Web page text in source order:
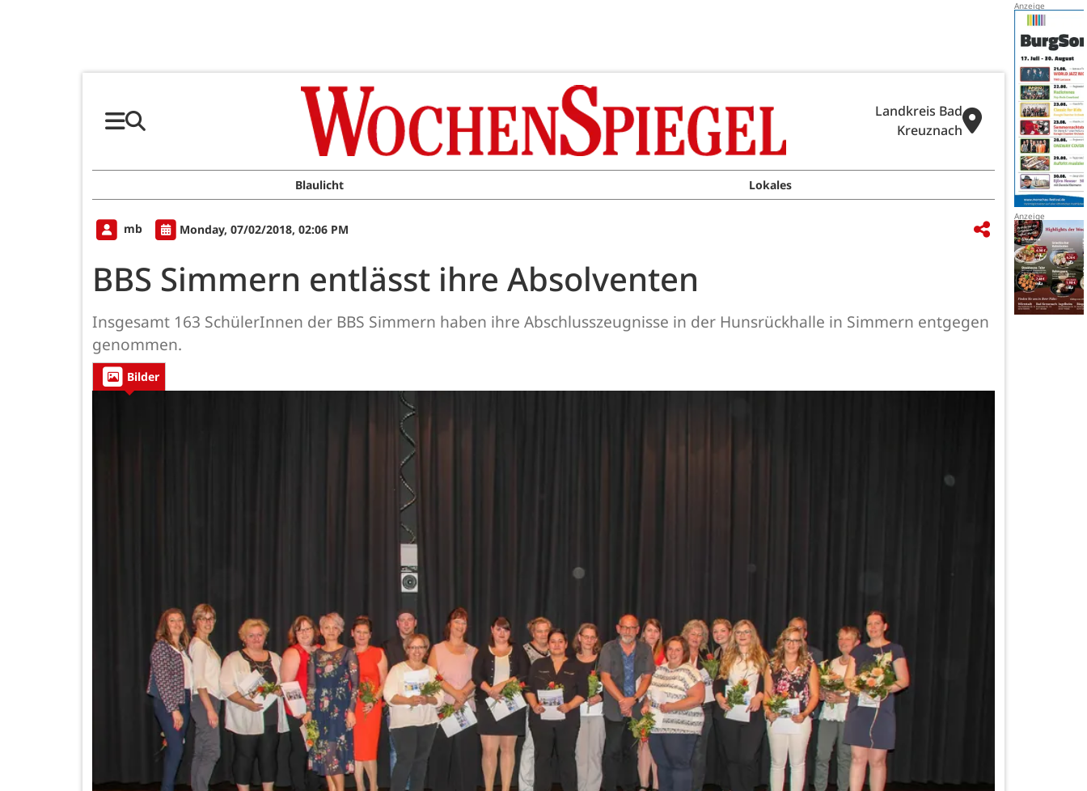
Landkreis Bad
Kreuznach
Blaulicht Lokales
mb Monday, 07/02/2018, 02:06 PM
BBS Simmern entlässt ihre Absolventen
Insgesamt 163 SchülerInnen der BBS Simmern haben ihre Abschlusszeugnisse in der Hunsrückhalle in Simmern entgegen
genommen.
Bilder